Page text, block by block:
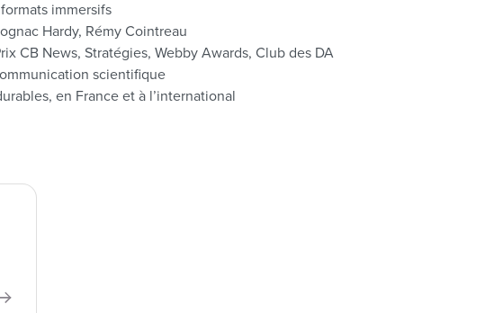
immersifs
Hardy, Rémy Cointreau
CB News, Stratégies, Webby Awards, Club des DA
scientifique
en France et à l’international